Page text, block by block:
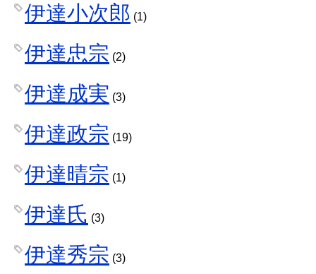
伊達小次郎 (1)
伊達忠宗 (2)
伊達成実 (3)
伊達政宗 (19)
伊達晴宗 (1)
伊達氏 (3)
伊達秀宗 (3)